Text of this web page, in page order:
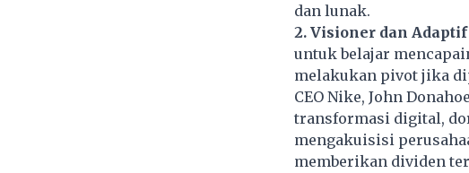
dan lunak.
2. Visioner dan Adaptif
untuk belajar
melakukan pivot jika
CEO Nike, John
transformasi digital,
mengakuisisi
memberikan dividen